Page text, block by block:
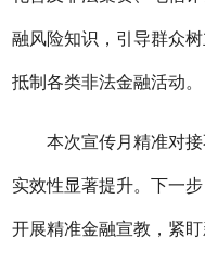
融风险知识，引导群众
抵制各类非法金融活动。
本次宣传月精准对
实效性显著提升。下一步
开展精准金融宣教，紧